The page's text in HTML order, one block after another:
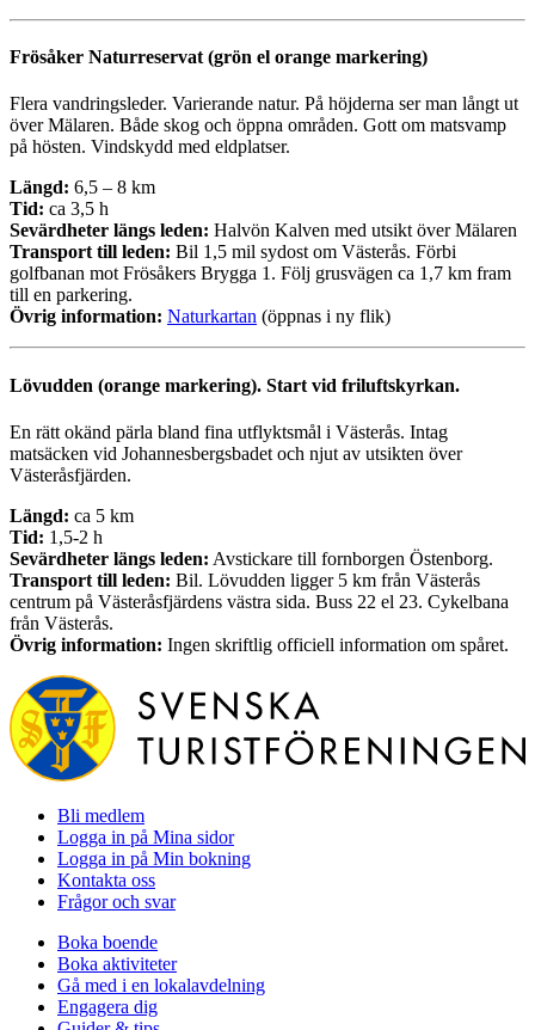
Frösåker Naturreservat (grön el orange markering)
Flera vandringsleder. Varierande natur. På höjderna ser man långt ut
över Mälaren. Både skog och öppna områden. Gott om matsvamp
på hösten. Vindskydd med eldplatser.
Längd: 6,5 – 8 km
Tid: ca 3,5 h
Sevärdheter längs leden: Halvön Kalven med utsikt över Mälaren
Transport till leden: Bil 1,5 mil sydost om Västerås. Förbi
golfbanan mot Frösåkers Brygga 1. Följ grusvägen ca 1,7 km fram
till en parkering.
Övrig information: Naturkartan (öppnas i ny flik)
Lövudden (orange markering). Start vid friluftskyrkan.
En rätt okänd pärla bland fina utflyktsmål i Västerås. Intag
matsäcken vid Johannesbergsbadet och njut av utsikten över
Västeråsfjärden.
Längd: ca 5 km
Tid: 1,5-2 h
Sevärdheter längs leden: Avstickare till fornborgen Östenborg.
Transport till leden: Bil. Lövudden ligger 5 km från Västerås
centrum på Västeråsfjärdens västra sida. Buss 22 el 23. Cykelbana
från Västerås.
Övrig information: Ingen skriftlig officiell information om spåret.
Bli medlem
Logga in på Mina sidor
Logga in på Min bokning
Kontakta oss
Frågor och svar
Boka boende
Boka aktiviteter
Gå med i en lokalavdelning
Engagera dig